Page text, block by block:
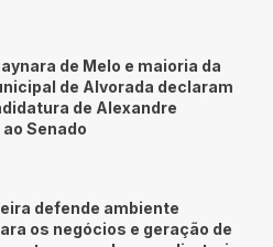
de Melo e maioria da
de Alvorada declaram
de Alexandre
Senado
defende ambiente
os negócios e geração de